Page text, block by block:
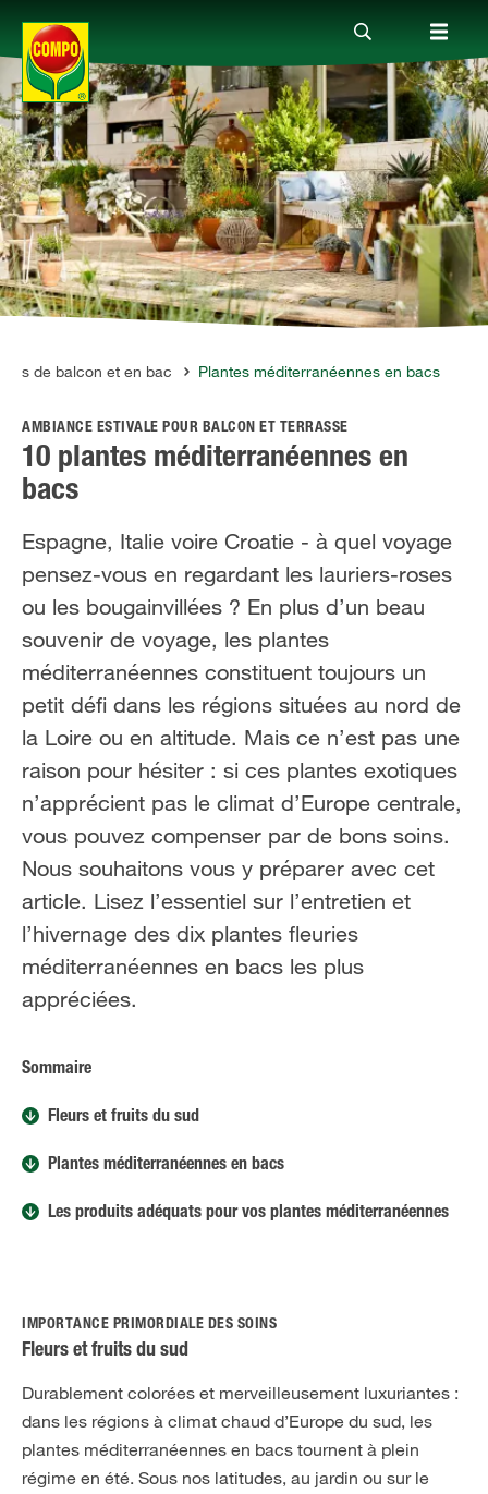
Produits
Conseil
Thèmes
Service
Qui sommes-nous?
FR
de balcon et en bac Plantes méditerranéennes en bacs
AMBIANCE ESTIVALE POUR BALCON ET TERRASSE
10 plantes méditerranéennes en
bacs
Espagne, Italie voire Croatie - à quel voyage
pensez-vous en regardant les lauriers-roses
ou les bougainvillées ? En plus d’un beau
souvenir de voyage, les plantes
méditerranéennes constituent toujours un
petit défi dans les régions situées au nord de
la Loire ou en altitude. Mais ce n’est pas une
raison pour hésiter : si ces plantes exotiques
n’apprécient pas le climat d’Europe centrale,
vous pouvez compenser par de bons soins.
Nous souhaitons vous y préparer avec cet
article. Lisez l’essentiel sur l’entretien et
l’hivernage des dix plantes fleuries
méditerranéennes en bacs les plus
appréciées.
Sommaire
Fleurs et fruits du sud
Plantes méditerranéennes en bacs
Les produits adéquats pour vos plantes méditerranéennes
IMPORTANCE PRIMORDIALE DES SOINS
Fleurs et fruits du sud
Durablement colorées et merveilleusement luxuriantes :
dans les régions à climat chaud d’Europe du sud, les
plantes méditerranéennes en bacs tournent à plein
régime en été. Sous nos latitudes, au jardin ou sur le